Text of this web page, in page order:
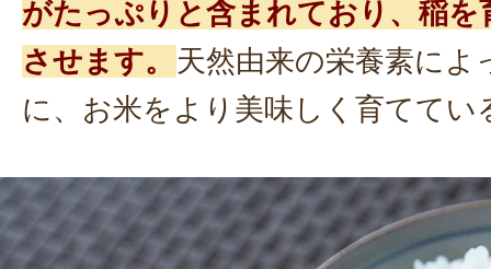
がたっぷりと含まれており、稲を
させます。
天然由来の栄養素によ
に、お米をより美味しく育ててい